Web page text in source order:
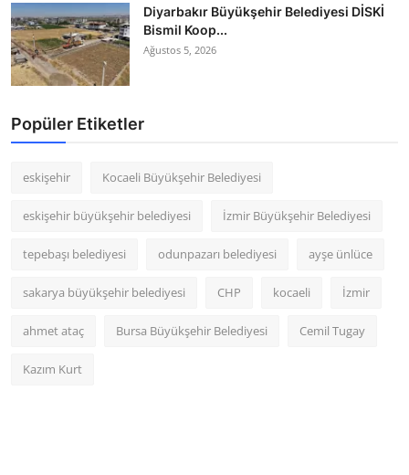
Diyarbakır Büyükşehir Belediyesi DİSKİ
Bismil Koop...
Ağustos 5, 2026
Popüler Etiketler
eskişehir Kocaeli Büyükşehir Belediyesi
eskişehir büyükşehir belediyesi İzmir Büyükşehir Belediyesi
tepebaşı belediyesi odunpazarı belediyesi ayşe ünlüce
sakarya büyükşehir belediyesi CHP kocaeli İzmir
ahmet ataç Bursa Büyükşehir Belediyesi Cemil Tugay
Kazım Kurt